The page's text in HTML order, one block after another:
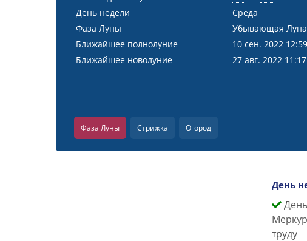
День недели
Среда
Фаза Луны
Убывающая Луна
Ближайшее полнолуние
10 сен. 2022 12:59
Ближайшее новолуние
27 авг. 2022 11:17
Фаза Луны Стрижка Огород
День
День